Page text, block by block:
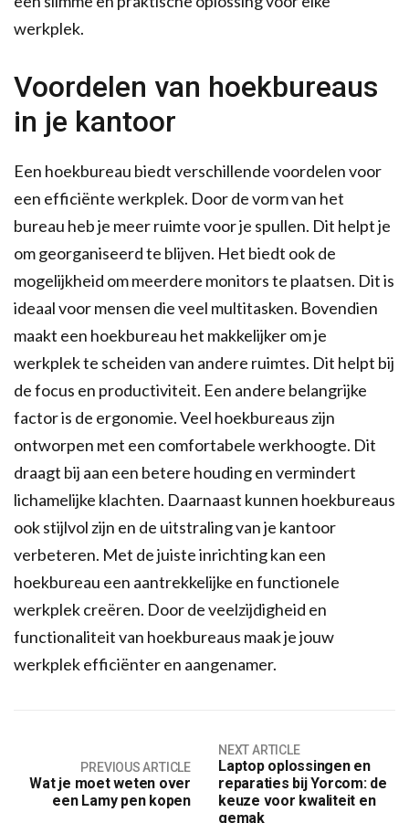
werkplek.
Voordelen van hoekbureaus
in je kantoor
Een hoekbureau biedt verschillende voordelen voor
een efficiënte werkplek. Door de vorm van het
bureau heb je meer ruimte voor je spullen. Dit helpt je
om georganiseerd te blijven. Het biedt ook de
mogelijkheid om meerdere monitors te plaatsen. Dit is
ideaal voor mensen die veel multitasken. Bovendien
maakt een hoekbureau het makkelijker om je
werkplek te scheiden van andere ruimtes. Dit helpt bij
de focus en productiviteit. Een andere belangrijke
factor is de ergonomie. Veel hoekbureaus zijn
ontworpen met een comfortabele werkhoogte. Dit
draagt bij aan een betere houding en vermindert
lichamelijke klachten. Daarnaast kunnen hoekbureaus
ook stijlvol zijn en de uitstraling van je kantoor
verbeteren. Met de juiste inrichting kan een
hoekbureau een aantrekkelijke en functionele
werkplek creëren. Door de veelzijdigheid en
functionaliteit van hoekbureaus maak je jouw
werkplek efficiënter en aangenamer.
PREVIOUS ARTICLE
Wat je moet weten over
een Lamy pen kopen
NEXT ARTICLE
Laptop oplossingen en
reparaties bij Yorcom: de
keuze voor kwaliteit en
gemak